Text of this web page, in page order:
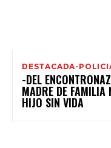
DESTACADA-
-DEL
MADRE DE FAMILIA
HIJO SIN VIDA